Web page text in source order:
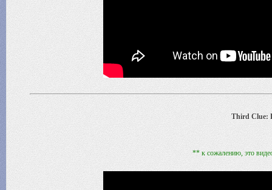
Third Clue:
** к сожалению, это